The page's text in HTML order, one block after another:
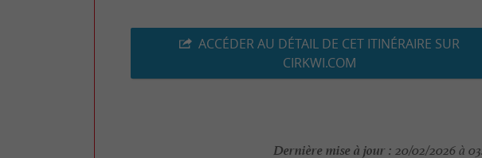
ACCÉDER AU DÉTAIL DE CET ITINÉRAIRE SUR
CIRKWI.COM
Dernière mise à jour : 20/02/2026 à